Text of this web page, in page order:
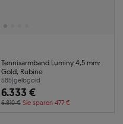
Tennisarmband Luminy 4,5 mm:
Gold, Rubine
585|gelbgold
6.333 €
6.810 € Sie sparen 477 €